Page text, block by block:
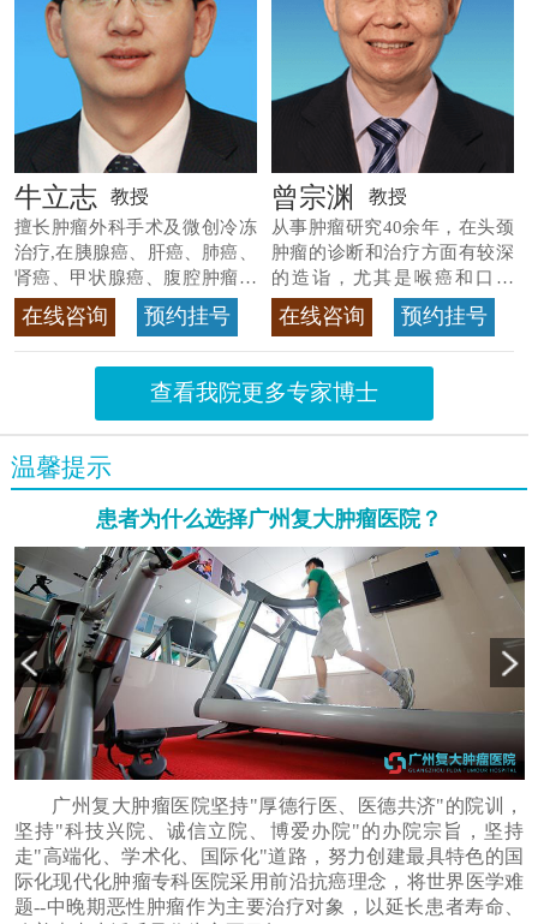
牛立志 教授
擅长肿瘤外科手术及微创冷冻
治疗,在胰腺癌、肝癌、肺癌、
肾癌、甲状腺癌、腹腔肿瘤等
>>查看专家详情
在线咨询 预约挂号
曾宗渊 教授
从事肿瘤研究40余年，在头颈
肿瘤的诊断和治疗方面有较深
的造诣，尤其是喉癌和口腔
癌，迄今仍是广东喉癌单病种
首席专家 >>查看专家详情
在线咨询 预约挂号
查看我院更多专家博士
温馨提示
患者为什么选择广州复大肿瘤医院？
广州复大肿瘤医院坚持"厚德行医、医德共济"的院训，
坚持"科技兴院、诚信立院、博爱办院"的办院宗旨，坚持
走"高端化、学术化、国际化"道路，努力创建最具特色的国
际化现代化肿瘤专科医院采用前沿抗癌理念，将世界医学难
题--中晚期恶性肿瘤作为主要治疗对象，以延长患者寿命、